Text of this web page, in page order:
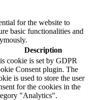
for the website to
basic functionalities and
Description
cookie is set by GDPR
Consent plugin. The
is used to store the user
for the cookies in the
"Analytics".